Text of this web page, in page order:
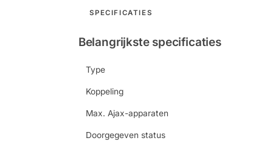
SPECIFICATIES
Belangrijkste specificaties
Type
Koppeling
Max. Ajax-apparaten
Doorgegeven status